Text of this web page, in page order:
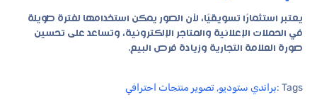
يعتبر استثمارًا تسويقيًا، لأن الصور يمكن استخدامها لفترة طويلة
في الحملات الإعلانية والمتاجر الإلكترونية، وتساعد على تحسين
صورة العلامة التجارية وزيادة فرص البيع.
Tags : براندي ستوديو, تصوير منتجات احترافي